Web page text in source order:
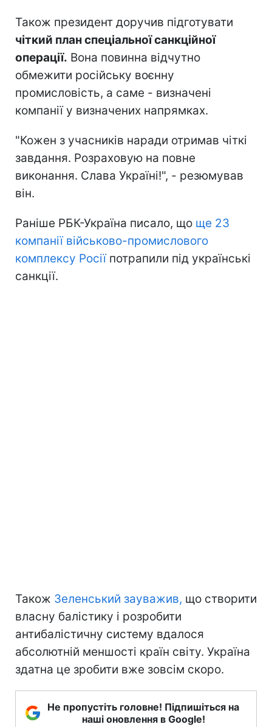
Також президент доручив підготувати
чіткий план спеціальної санкційної
операції. Вона повинна відчутно
обмежити російську воєнну
промисловість, а саме - визначені
компанії у визначених напрямках.
"Кожен з учасників наради отримав чіткі
завдання. Розраховую на повне
виконання. Слава Україні!", - резюмував
він.
Раніше РБК-Україна писало, що ще 23
компанії військово-промислового
комплексу Росіїпотрапили під українські
санкції.
Також Зеленський зауважив, що створити
власну балістику і розробити
антибалістичну систему вдалося
абсолютній меншості країн світу. Україна
здатна це зробити вже зовсім скоро.
Не пропустіть головне! Підпишіться на
наші оновлення в Google!